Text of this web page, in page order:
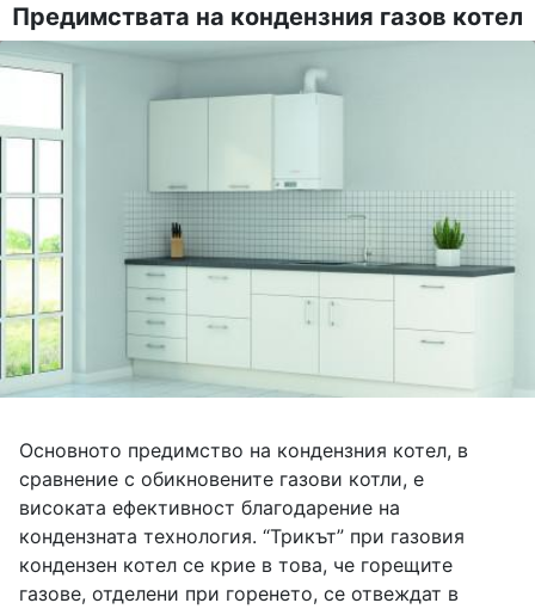
Предимствата на кондензния газов котел
Основното предимство на кондензния котел, в
сравнение с обикновените газови котли, е
високата ефективност благодарение на
кондензната технология. “Трикът” при газовия
кондензен котел се крие в това, че горещите
газове, отделени при горенето, се отвеждат в